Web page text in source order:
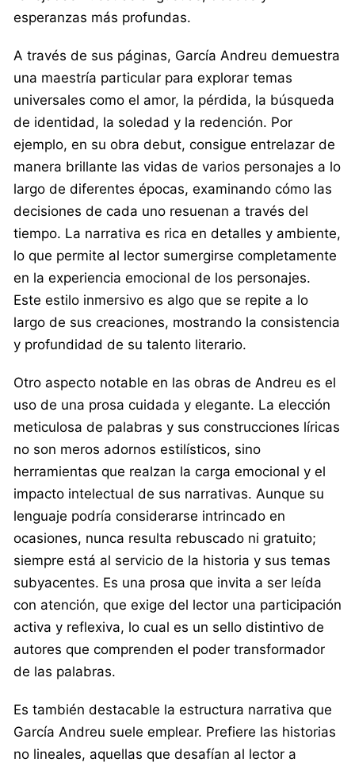
esperanzas más profundas.
A través de sus páginas, García Andreu demuestra
una maestría particular para explorar temas
universales como el amor, la pérdida, la búsqueda
de identidad, la soledad y la redención. Por
ejemplo, en su obra debut, consigue entrelazar de
manera brillante las vidas de varios personajes a lo
largo de diferentes épocas, examinando cómo las
decisiones de cada uno resuenan a través del
tiempo. La narrativa es rica en detalles y ambiente,
lo que permite al lector sumergirse completamente
en la experiencia emocional de los personajes.
Este estilo inmersivo es algo que se repite a lo
largo de sus creaciones, mostrando la consistencia
y profundidad de su talento literario.
Otro aspecto notable en las obras de Andreu es el
uso de una prosa cuidada y elegante. La elección
meticulosa de palabras y sus construcciones líricas
no son meros adornos estilísticos, sino
herramientas que realzan la carga emocional y el
impacto intelectual de sus narrativas. Aunque su
lenguaje podría considerarse intrincado en
ocasiones, nunca resulta rebuscado ni gratuito;
siempre está al servicio de la historia y sus temas
subyacentes. Es una prosa que invita a ser leída
con atención, que exige del lector una participación
activa y reflexiva, lo cual es un sello distintivo de
autores que comprenden el poder transformador
de las palabras.
Es también destacable la estructura narrativa que
García Andreu suele emplear. Prefiere las historias
no lineales, aquellas que desafían al lector a